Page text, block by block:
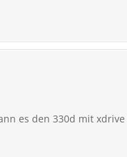
es den 330d mit